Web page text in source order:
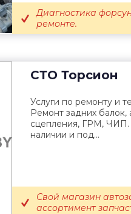
Диагностика
ремонте.
СТО Торсион
Услуги по ремонту и
Ремонт задних балок,
сцепления, ГРМ, ЧИП.
наличии и под...
Свой магазин
ассортимент